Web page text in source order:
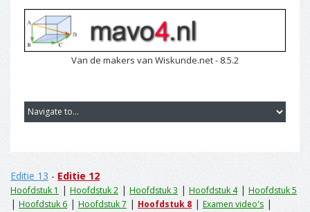
Van de makers van Wiskunde.net - 8.5.2
Editie 13 - Editie 12
Hoofdstuk 1 | Hoofdstuk 2 | Hoofdstuk 3 | Hoofdstuk 4| Hoofdstuk 5
| Hoofdstuk 6 | Hoofdstuk 7 | Hoofdstuk 8 | Examen video's |